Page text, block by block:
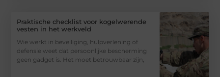
Praktische checklist voor kogelwerende
vesten in het werkveld
Wie werkt in beveiliging, hulpverlening of
defensie weet dat persoonlijke bescherming
geen gadget is. Het moet betrouwbaar zijn,